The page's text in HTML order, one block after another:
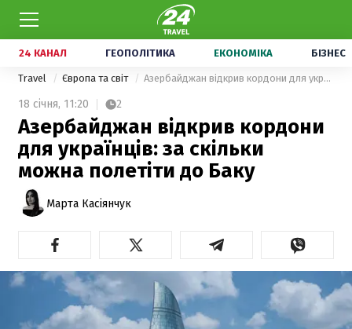
24 КАНАЛ ГЕОПОЛІТИКА ЕКОНОМІКА БІЗНЕС
Travel Європа та світ Азербайджан відкрив кордони для українців: за скільки можна полетіти до Баку
18 січня, 11:20 2
Азербайджан відкрив кордони
для українців: за скільки
можна полетіти до Баку
Марта Касіянчук